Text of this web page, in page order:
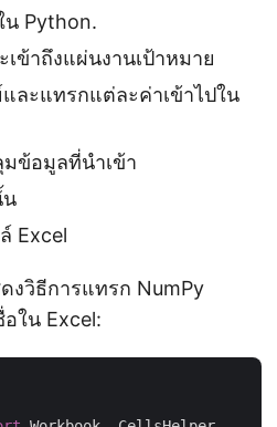
น Python.
ข้าถึงแผ่นงานเป้าหมาย
ละแทรกแต่ละค่าเข้าไปใน
ข้อมูลที่นำเข้า
น
Excel
งวิธีการแทรก NumPy
ใน Excel: